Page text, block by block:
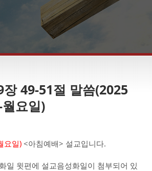
장 49-51절 말씀(2025
요일)
요일) <아침예배> 설교입니다.
일 윗편에 설교음성화일이 첨부되어 있